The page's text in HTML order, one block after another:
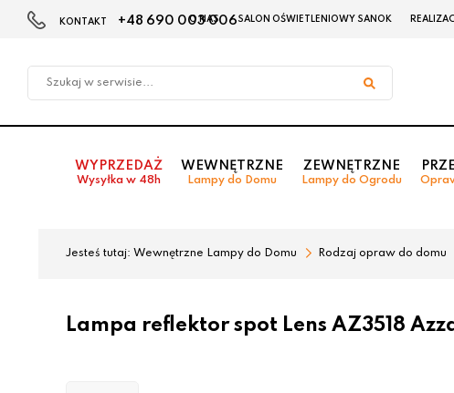
w
KONTAKT +48 690 003 006
O NAS SALON OŚWIETLENIOWY SANOK
WYPRZEDAŻ
Wysyłka w 48h
WEWNĘTRZNE
Lampy do Domu
ZEWNĘTRZNE
Lampy do Ogrodu
Jesteś tutaj: Wewnętrzne Lampy do Domu Rodzaj opraw do domu
Lampa reflektor spot Lens AZ3518